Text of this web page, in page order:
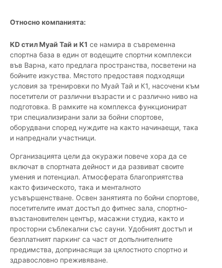
Относно компанията:
KD стил Муай Тай и К1 се намира в съвременна
спортна база в един от водещите спортни комплекси
във Варна, като предлага пространства, посветени на
бойните изкуства. Мястото предоставя подходящи
условия за тренировки по Муай Тай и К1, насочени към
посетители от различни възрасти и с различно ниво на
подготовка. В рамките на комплекса функционират
три специализирани зали за бойни спортове,
оборудвани според нуждите на както начинаещи, така
и напреднали участници.
Организацията цели да окуражи повече хора да се
включат в спортната дейност и да развиват своите
умения и потенциал. Атмосферата благоприятства
както физическото, така и менталното
усъвършенстване. Освен занятията по бойни спортове,
посетителите имат достъп до фитнес зала, спортно-
възстановителен център, масажни студиа, както и
просторни съблекални със сауни. Удобният достъп и
безплатният паркинг са част от допълнителните
предимства, допринасящи за цялостното спортно и
здравословно преживяване.